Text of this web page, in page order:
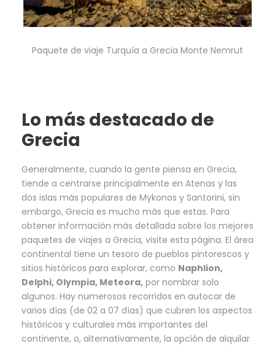
Paquete de viaje Turquía a Grecia Monte Nemrut
Lo más destacado de
Grecia
Generalmente, cuando la gente piensa en Grecia,
tiende a centrarse principalmente en Atenas y las
dos islas más populares de Mykonos y Santorini, sin
embargo, Grecia es mucho más que estas. Para
obtener información más detallada sobre los mejores
paquetes de viajes a Grecia, visite esta página. El área
continental tiene un tesoro de pueblos pintorescos y
sitios históricos para explorar, como Naphlion,
Delphi, Olympia, Meteora, por nombrar solo
algunos. Hay numerosos recorridos en autocar de
varios días (de 02 a 07 días) que cubren los aspectos
históricos y culturales más importantes del
continente, o, alternativamente, la opción de alquilar